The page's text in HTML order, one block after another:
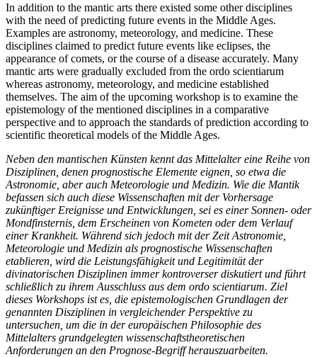
In addition to the mantic arts there existed some other disciplines
with the need of predicting future events in the Middle Ages.
Examples are astronomy, meteorology, and medicine. These
disciplines claimed to predict future events like eclipses, the
appearance of comets, or the course of a disease accurately. Many
mantic arts were gradually excluded from the ordo scientiarum
whereas astronomy, meteorology, and medicine established
themselves. The aim of the upcoming workshop is to examine the
epistemology of the mentioned disciplines in a comparative
perspective and to approach the standards of prediction according to
scientific theoretical models of the Middle Ages.
Neben den mantischen Künsten kennt das Mittelalter eine Reihe von
Disziplinen, denen prognostische Elemente eignen, so etwa die
Astronomie, aber auch Meteorologie und Medizin. Wie die Mantik
befassen sich auch diese Wissenschaften mit der Vorhersage
zukünftiger Ereignisse und Entwicklungen, sei es einer Sonnen- oder
Mondfinsternis, dem Erscheinen von Kometen oder dem Verlauf
einer Krankheit. Während sich jedoch mit der Zeit Astronomie,
Meteorologie und Medizin als prognostische Wissenschaften
etablieren, wird die Leistungsfähigkeit und Legitimität der
divinatorischen Disziplinen immer kontroverser diskutiert und führt
schließlich zu ihrem Ausschluss aus dem ordo scientiarum. Ziel
dieses Workshops ist es, die epistemologischen Grundlagen der
genannten Disziplinen in vergleichender Perspektive zu
untersuchen, um die in der europäischen Philosophie des
Mittelalters grundgelegten wissenschaftstheoretischen
Anforderungen an den Prognose-Begriff herauszuarbeiten.